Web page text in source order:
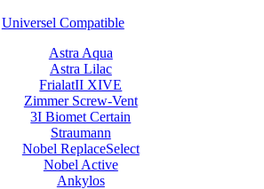
Universel Compatible
Astra Aqua
Astra Lilac
FrialatII XIVE
Zimmer Screw-Vent
3I Biomet Certain
Straumann
Nobel ReplaceSelect
Nobel Active
Ankylos